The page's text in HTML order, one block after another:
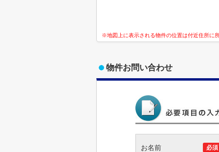
※地図上に表示される物件の位置は付近住所に
物件お問い合わせ
お名前 必須